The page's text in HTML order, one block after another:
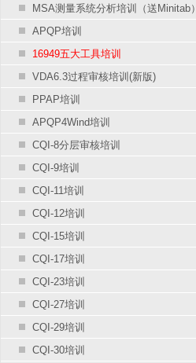
MSA测量系统分析培训（送Minitab）
APQP培训
16949五大工具培训
VDA6.3过程审核培训(新版)
PPAP培训
APQP4Wind培训
CQI-8分层审核培训
CQI-9培训
CQI-11培训
CQI-12培训
CQI-15培训
CQI-17培训
CQI-23培训
CQI-27培训
CQI-29培训
CQI-30培训